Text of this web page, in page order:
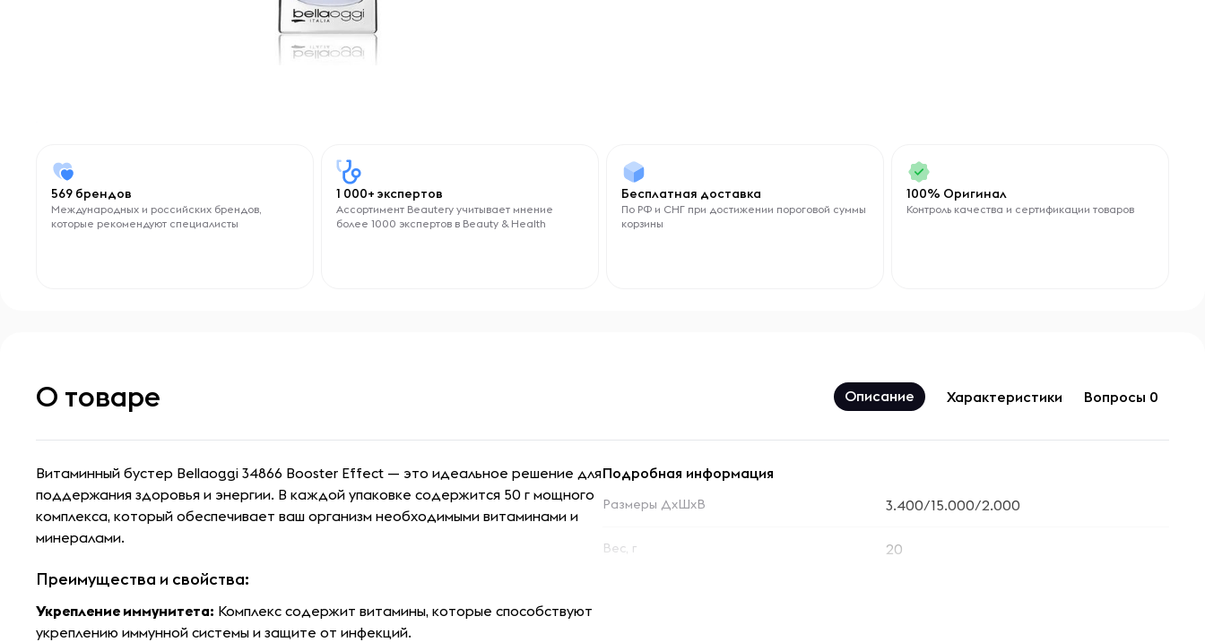
569 брендов
Международных и российских брендов,
которые рекомендуют специалисты
1 000+ экспертов
Ассортимент Beautery учитывает мнение
более 1000 экспертов в Beauty & Health
Бесплатная доставка
По РФ и СНГ при достижении пороговой суммы
корзины
100% Оригинал
Контроль качества и сертификации товаров
О товаре Описание Характеристики Вопросы 0
Витаминный бустер Bellaoggi 34866 Booster Effect — это идеальное решение для
поддержания здоровья и энергии. В каждой упаковке содержится 50 г мощного
комплекса, который обеспечивает ваш организм необходимыми витаминами и
минералами.
Преимущества и свойства:
Укрепление иммунитета: Комплекс содержит витамины, которые способствуют
укреплению иммунной системы и защите от инфекций.
Подробная информация
Размеры ДхШхВ 3.400/15.000/2.000
Вес, г 20